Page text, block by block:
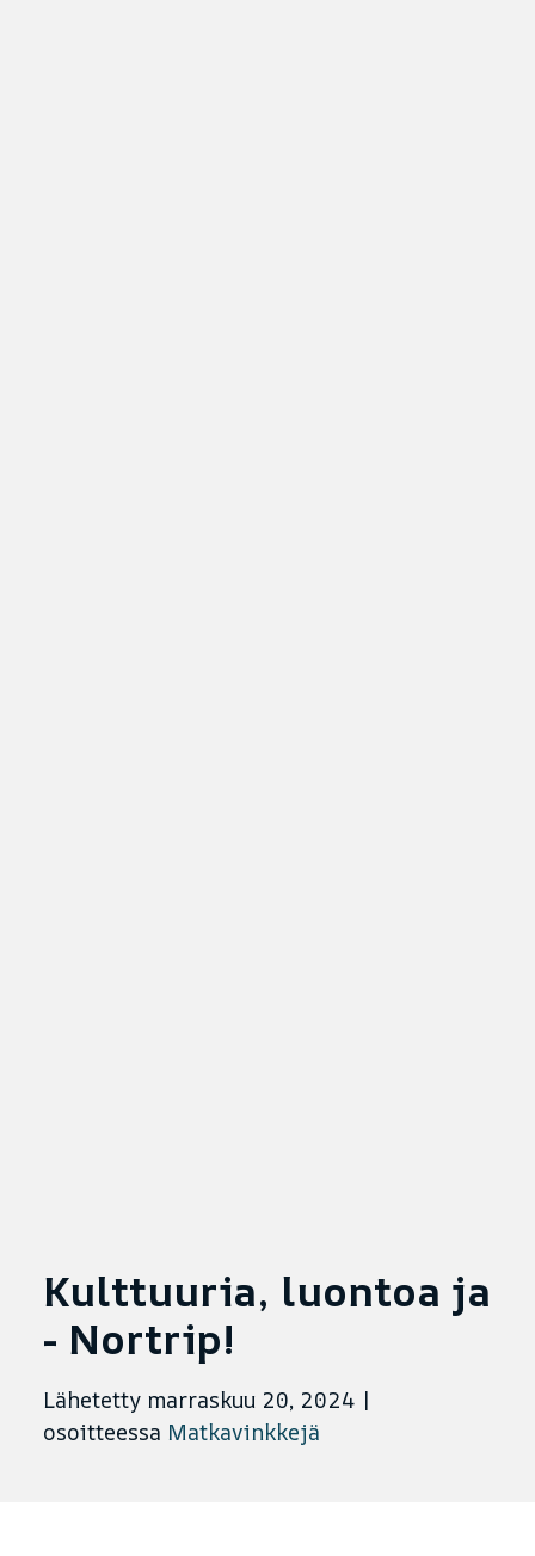
Kulttuuria, luontoa ja
- Nortrip!
Lähetetty marraskuu 20, 2024 |
osoitteessa Matkavinkkejä